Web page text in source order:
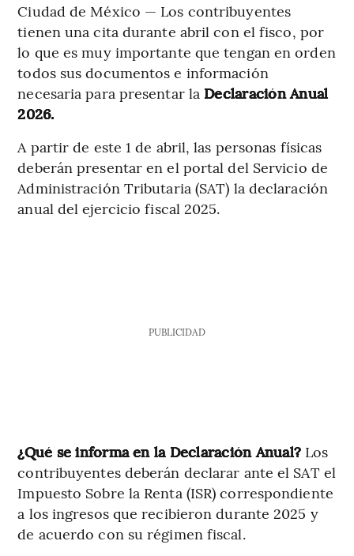
Ciudad de México — Los contribuyentes
tienen una cita durante abril con el fisco, por
lo que es muy importante que tengan en orden
todos sus documentos e información
necesaria para presentar la Declaración Anual
2026.
A partir de este 1 de abril, las personas físicas
deberán presentar en el portal del Servicio de
Administración Tributaria (SAT) la declaración
anual del ejercicio fiscal 2025.
PUBLICIDAD
¿Qué se informa en la Declaración Anual? Los
contribuyentes deberán declarar ante el SAT el
Impuesto Sobre la Renta (ISR) correspondiente
a los ingresos que recibieron durante 2025 y
de acuerdo con su régimen fiscal.